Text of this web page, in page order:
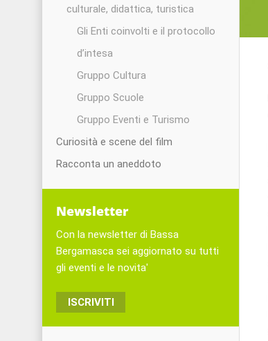
culturale, didattica, turistica
Gli Enti coinvolti e il protocollo
d’intesa
Gruppo Cultura
Gruppo Scuole
Gruppo Eventi e Turismo
Curiosità e scene del film
Racconta un aneddoto
Newsletter
Con la newsletter di Bassa
Bergamasca sei aggiornato su tutti
gli eventi e le novita'
ISCRIVITI